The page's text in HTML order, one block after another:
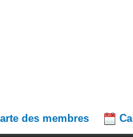
des membres